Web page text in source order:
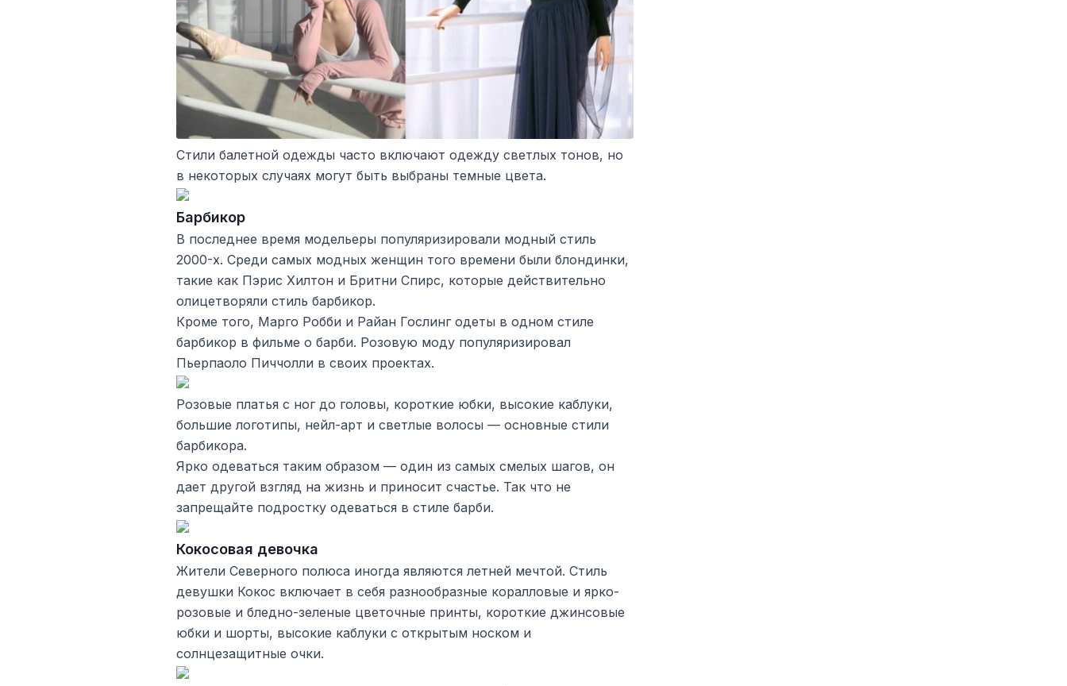
Стили балетной одежды часто включают одежду светлых тонов, но
в некоторых случаях могут быть выбраны темные цвета.
Барбикор
В последнее время модельеры популяризировали модный стиль
2000-х. Среди самых модных женщин того времени были блондинки,
такие как Пэрис Хилтон и Бритни Спирс, которые действительно
олицетворяли стиль барбикор.
Кроме того, Марго Робби и Райан Гослинг одеты в одном стиле
барбикор в фильме о барби. Розовую моду популяризировал
Пьерпаоло Пиччолли в своих проектах.
Розовые платья с ног до головы, короткие юбки, высокие каблуки,
большие логотипы, нейл-арт и светлые волосы — основные стили
барбикора.
Ярко одеваться таким образом — один из самых смелых шагов, он
дает другой взгляд на жизнь и приносит счастье. Так что не
запрещайте подростку одеваться в стиле барби.
Кокосовая девочка
Жители Северного полюса иногда являются летней мечтой. Стиль
девушки Кокос включает в себя разнообразные коралловые и ярко-
розовые и бледно-зеленые цветочные принты, короткие джинсовые
юбки и шорты, высокие каблуки с открытым носком и
солнцезащитные очки.